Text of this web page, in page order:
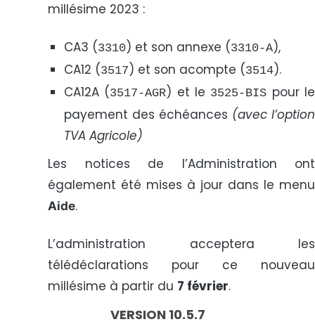
millésime 2023 :
CA3 (3310) et son annexe (3310-A),
CA12 (3517) et son acompte (3514).
CA12A (3517-AGR) et le 3525-BIS pour le
payement des échéances (avec l’option
TVA Agricole)
Les notices de l’Administration ont
également été mises à jour dans le menu
Aide.
L’administration acceptera les
télédéclarations pour ce nouveau
millésime à partir du 7 février.
VERSION 10.5.7